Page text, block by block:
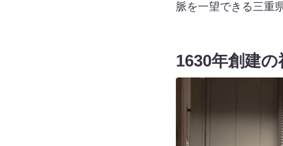
脈を一望できる三重
1630年創建の